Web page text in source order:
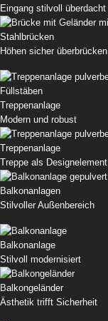
Eingang stilvoll überdacht
Stahlbrücken
Höhen sicher überbrücken
Treppenanlage
Modern und robust
Treppenanlage
Treppe als Designelement
Balkonanlagen
Stilvoller Außenbereich
Balkonanlage
Stilvoll modernisiert
Balkongeländer
Ästhetik trifft Sicherheit